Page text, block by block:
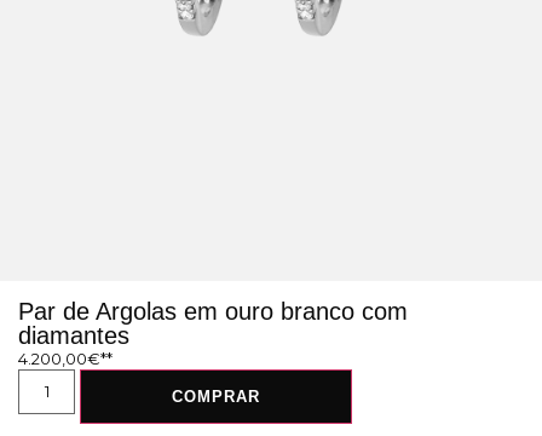
Par de Argolas em ouro branco com
diamantes
4.200,00€
COMPRAR